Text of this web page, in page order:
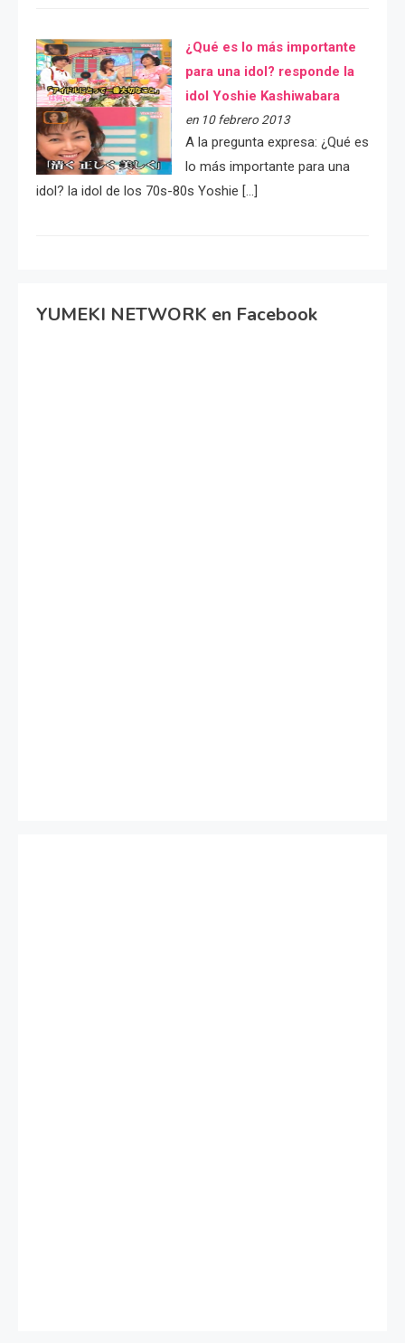
¿Qué es lo más importante
para una idol? responde la
idol Yoshie Kashiwabara
en 10 febrero 2013
A la pregunta expresa: ¿Qué es
lo más importante para una
idol? la idol de los 70s-80s Yoshie […]
YUMEKI NETWORK en Facebook